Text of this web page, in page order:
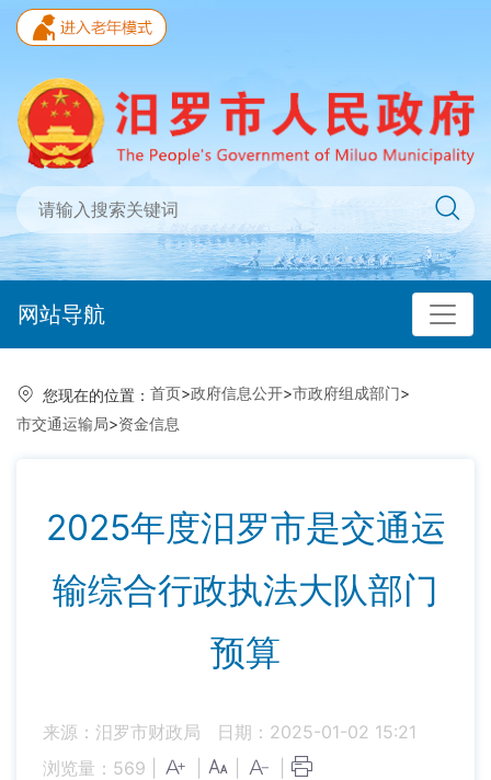
网站导航
您现在的位置： 首页>政府信息公开>市政府组成部门>
市交通运输局>资金信息
2025年度汨罗市是交通运
输综合行政执法大队部门
预算
来源：汨罗市财政局
日期：2025-01-02 15:21
浏览量： 569